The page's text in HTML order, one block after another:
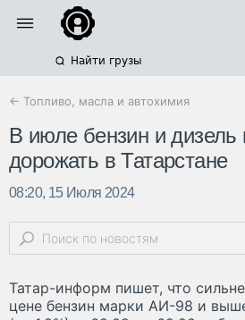
Найти грузы
← Топливо, масла и автохимия
В июле бензин и дизель
дорожать в Татарстане
08:20, 15 Июля 2024
Татар-информ пишет, что
цене бензин марки АИ-98 и